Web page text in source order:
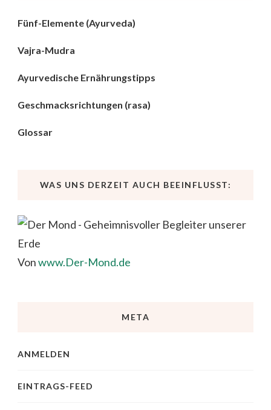
Fünf-Elemente (Ayurveda)
Vajra-Mudra
Ayurvedische Ernährungstipps
Geschmacksrichtungen (rasa)
Glossar
WAS UNS DERZEIT AUCH BEEINFLUSST:
Vonwww.Der-Mond.de
META
ANMELDEN
EINTRAGS-FEED